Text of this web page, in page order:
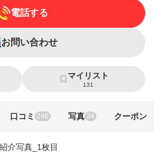
電話する
お問い合わせ
マイリスト
131
口コミ 246 写真 34 クーポン